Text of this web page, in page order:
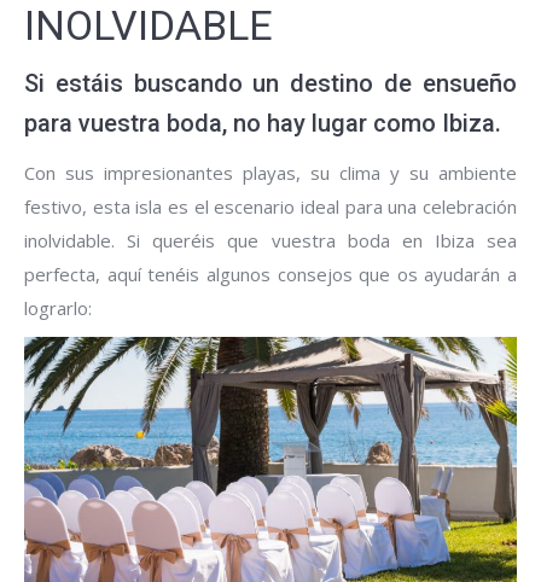
INOLVIDABLE
Si estáis buscando un destino de ensueño
para vuestra boda, no hay lugar como Ibiza.
Con sus impresionantes playas, su clima y su ambiente
festivo, esta isla es el escenario ideal para una celebración
inolvidable. Si queréis que vuestra boda en Ibiza sea
perfecta, aquí tenéis algunos consejos que os ayudarán a
lograrlo: